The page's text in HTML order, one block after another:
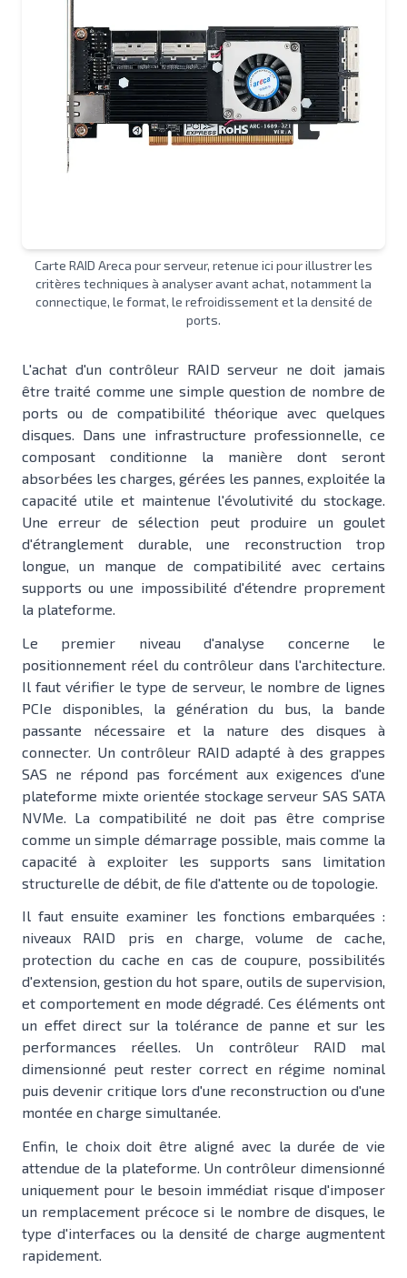
Carte RAID Areca pour serveur, retenue ici pour illustrer les
critères techniques à analyser avant achat, notamment la
connectique, le format, le refroidissement et la densité de
ports.
L'achat d'un contrôleur RAID serveur ne doit jamais
être traité comme une simple question de nombre de
ports ou de compatibilité théorique avec quelques
disques. Dans une infrastructure professionnelle, ce
composant conditionne la manière dont seront
absorbées les charges, gérées les pannes, exploitée la
capacité utile et maintenue l'évolutivité du stockage.
Une erreur de sélection peut produire un goulet
d'étranglement durable, une reconstruction trop
longue, un manque de compatibilité avec certains
supports ou une impossibilité d'étendre proprement
la plateforme.
Le premier niveau d'analyse concerne le
positionnement réel du contrôleur dans l'architecture.
Il faut vérifier le type de serveur, le nombre de lignes
PCIe disponibles, la génération du bus, la bande
passante nécessaire et la nature des disques à
connecter. Un contrôleur RAID adapté à des grappes
SAS ne répond pas forcément aux exigences d'une
plateforme mixte orientée stockage serveur SAS SATA
NVMe. La compatibilité ne doit pas être comprise
comme un simple démarrage possible, mais comme la
capacité à exploiter les supports sans limitation
structurelle de débit, de file d'attente ou de topologie.
Il faut ensuite examiner les fonctions embarquées :
niveaux RAID pris en charge, volume de cache,
protection du cache en cas de coupure, possibilités
d'extension, gestion du hot spare, outils de supervision,
et comportement en mode dégradé. Ces éléments ont
un effet direct sur la tolérance de panne et sur les
performances réelles. Un contrôleur RAID mal
dimensionné peut rester correct en régime nominal
puis devenir critique lors d'une reconstruction ou d'une
montée en charge simultanée.
Enfin, le choix doit être aligné avec la durée de vie
attendue de la plateforme. Un contrôleur dimensionné
uniquement pour le besoin immédiat risque d'imposer
un remplacement précoce si le nombre de disques, le
type d'interfaces ou la densité de charge augmentent
rapidement.